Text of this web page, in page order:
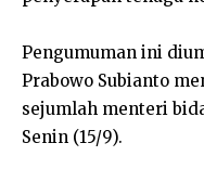
Pengumuman ini
Prabowo Subianto
sejumlah menteri
Senin (15/9).